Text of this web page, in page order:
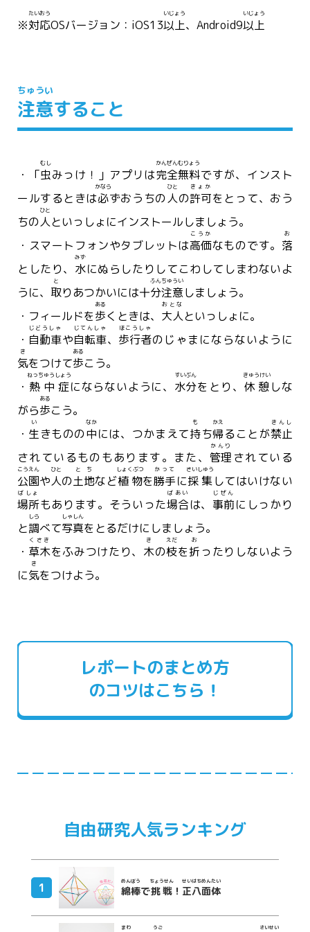
※対応
たいおう
OSバージョン：iOS13以上
いじょう
、Android9以上
いじょう
注意
ちゅうい
すること
・「虫
むし
みっけ！」アプリは完全
かんぜん
無料
むりょう
ですが、インスト
ールするときは必
かなら
ずおうちの人
ひと
の許可
きょか
をとって、おう
ちの人
ひと
といっしょにインストールしましょう。
・スマートフォンやタブレットは高価
こうか
なものです。 落
お
としたり、 水
みず
にぬらしたりしてこわしてしまわないよ
うに、 取
と
りあつかいには十分
ふん
注意
ちゅうい
しましょう。
・フィールドを歩
ある
くときは、 大人
おとな
といっしょに。
・ 自動車
じどうしゃ
や自転車
じてんしゃ
、 歩行者
ほこうしゃ
のじゃまにならないように
気
き
をつけて歩
ある
こう。
・ 熱中症
ねっちゅうしょう
にならないように、 水分
すいぶん
をとり、 休憩
きゅうけい
しな
がら歩
ある
こう。
・ 生
い
きものの中
なか
には、つかまえて持
も
ち帰
かえ
ることが禁止
きんし
されているものもあります。また、 管理
かんり
されている
公園
こうえん
や人
ひと
の土地
とち
など植物
しょくぶつ
を勝手
かって
に採集
さいしゅう
してはいけない
場所
ばしょ
もあります。そういった場合
ばあい
は、 事前
じぜん
にしっかり
と調
しら
べて写真
しゃしん
をとるだけにしましょう。
・ 草木
くさき
をふみつけたり、 木
き
の枝
えだ
を折
お
ったりしないよう
に気
き
をつけよう。
レポートのまとめ方
のコツはこちら！
自由研究人気ランキング
綿棒
めんぼう
で挑戦
ちょうせん
！ 正八面体
せいはちめんたい
まわ うご さいせい